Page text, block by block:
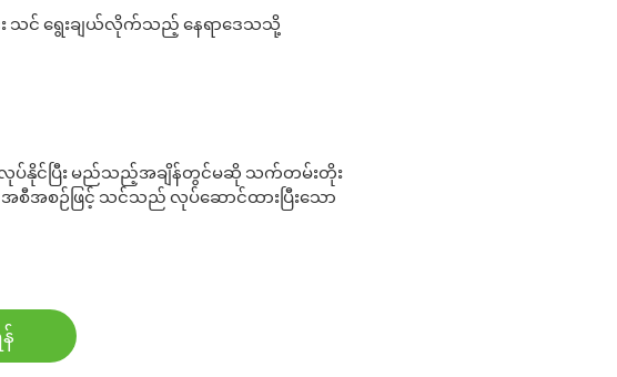
း သင် ရွေးချယ်လိုက်သည့် နေရာဒေသသို့
ပြုလုပ်နိုင်ပြီး မည်သည့်အချိန်တွင်မဆို သက်တမ်းတိုး
စီအစဉ်ဖြင့် သင်သည် လုပ်ဆောင်ထားပြီးသော